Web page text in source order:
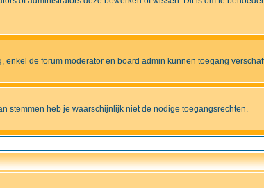
de forum moderator en board admin kunnen toegang
stemmen heb je waarschijnlijk niet de nodige toegangsrechten.